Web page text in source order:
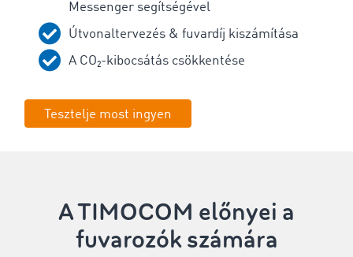
Messenger segítségével
Útvonaltervezés & fuvardíj kiszámítása
A CO₂-kibocsátás csökkentése
Tesztelje most ingyen
A TIMOCOM előnyei a
fuvarozók számára